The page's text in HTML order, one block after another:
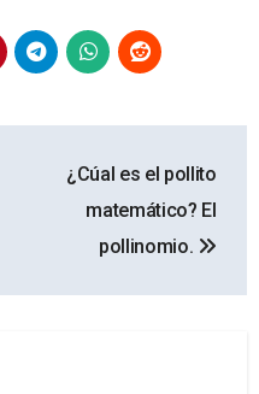
¿Cúal es el pollito
matemático? El
pollinomio.